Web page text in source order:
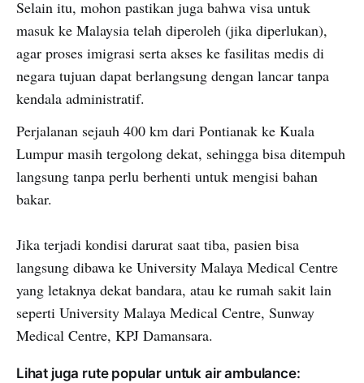
Selain itu, mohon pastikan juga bahwa visa untuk
masuk ke Malaysia telah diperoleh (jika diperlukan),
agar proses imigrasi serta akses ke fasilitas medis di
negara tujuan dapat berlangsung dengan lancar tanpa
kendala administratif.
Perjalanan sejauh 400 km dari Pontianak ke Kuala
Lumpur masih tergolong dekat, sehingga bisa ditempuh
langsung tanpa perlu berhenti untuk mengisi bahan
bakar.
Jika terjadi kondisi darurat saat tiba, pasien bisa
langsung dibawa ke University Malaya Medical Centre
yang letaknya dekat bandara, atau ke rumah sakit lain
seperti University Malaya Medical Centre, Sunway
Medical Centre, KPJ Damansara.
Lihat juga rute popular untuk air ambulance: